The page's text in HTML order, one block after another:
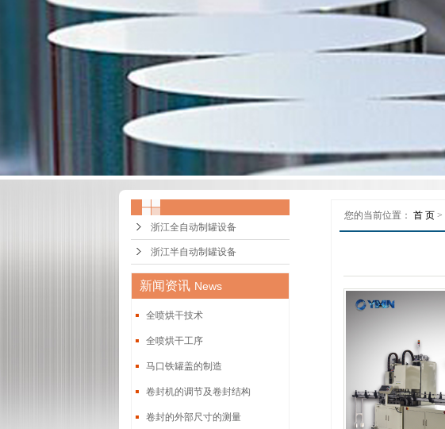
浙江全自动制罐设备
浙江半自动制罐设备
新闻资讯 News
全喷烘干技术
全喷烘干工序
马口铁罐盖的制造
卷封机的调节及卷封结构
卷封的外部尺寸的测量
您的当前位置： 首 页 >